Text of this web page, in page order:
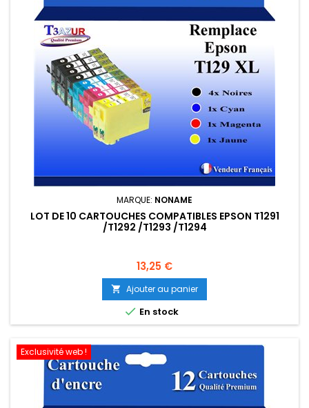
MARQUE: NONAME
LOT DE 10 CARTOUCHES COMPATIBLES EPSON T1291
/T1292 /T1293 /T1294
Prix
13,25 €
 Ajouter au panier
 En stock
Exclusivité web !